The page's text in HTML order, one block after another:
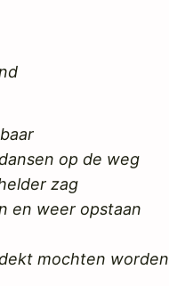
op de weg
zag
en weer opstaan
mochten worden